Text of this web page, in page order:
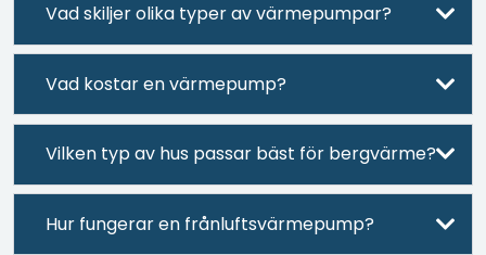
Vad skiljer olika typer av värmepumpar?
Vad kostar en värmepump?
Vilken typ av hus passar bäst för bergvärme?
Hur fungerar en frånluftsvärmepump?